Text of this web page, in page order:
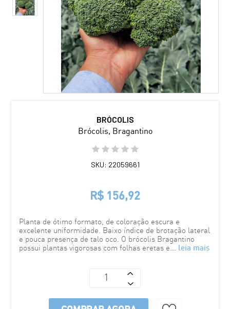
BRÓCOLIS
Brócolis, Bragantino
SKU: 22059661
R$ 156,92
Planta de ótimo formato, de coloração escura e
excelente uniformidade. Baixo índice de brotação lateral
e pouca presença de talo oco. O brócolis Bragantino
possui plantas vigorosas com folhas eretas e... leia mais